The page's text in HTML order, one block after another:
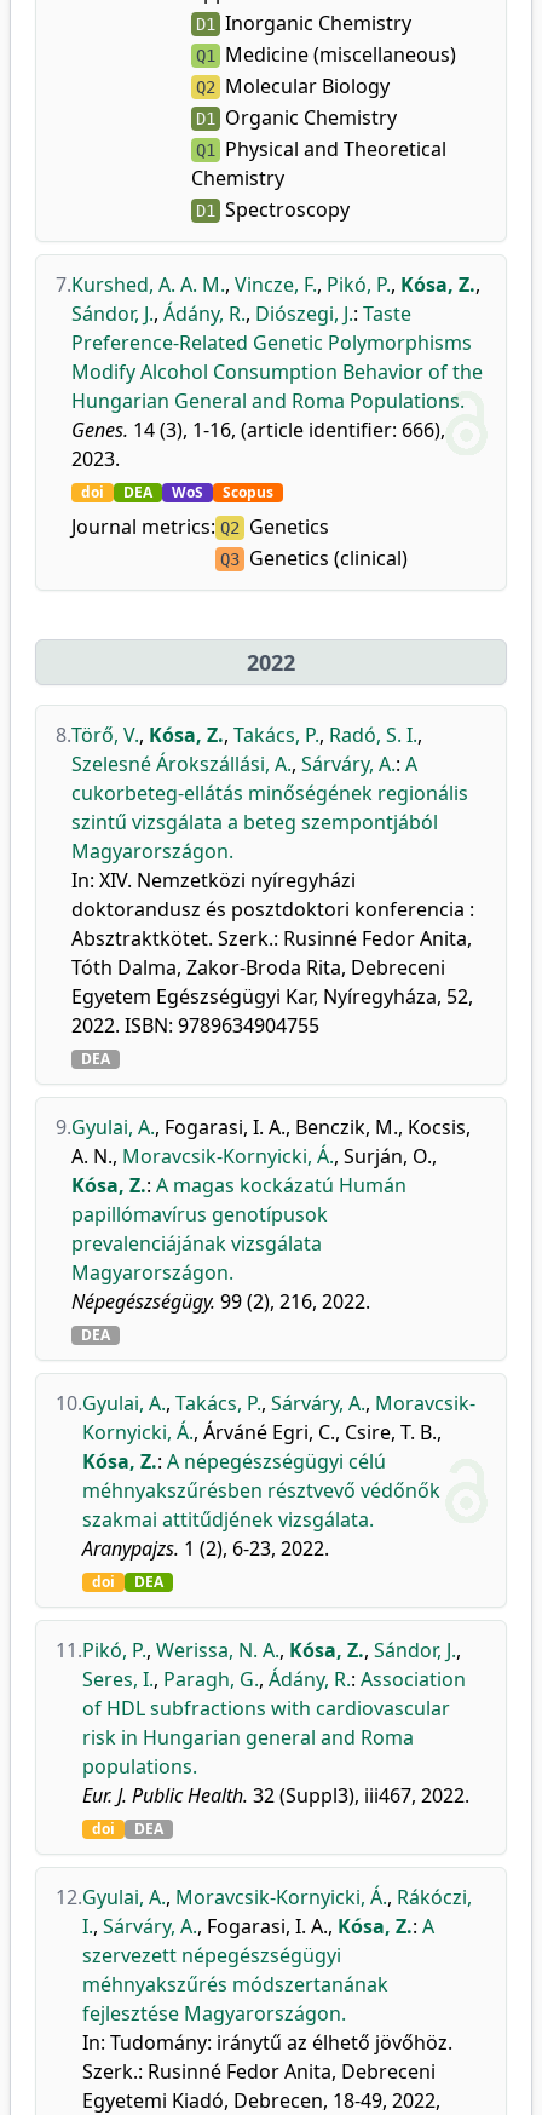
D1 Inorganic Chemistry
Q1 Medicine (miscellaneous)
Q2 Molecular Biology
D1 Organic Chemistry
Q1
Physical and Theoretical
Chemistry
D1 Spectroscopy
7.Kurshed, A. A. M., Vincze, F., Pikó, P., Kósa, Z.,
Sándor, J., Ádány, R., Diószegi, J.: Taste
Preference-Related Genetic Polymorphisms
Modify Alcohol Consumption Behavior of the
Hungarian General and Roma Populations.
Genes. 14 (3), 1-16, (article identifier: 666),
2023.
doi DEA WoS Scopus
Journal metrics: Q2 Genetics
Q3 Genetics (clinical)
2022
8.Törő, V., Kósa, Z., Takács, P., Radó, S. I.,
Szelesné Árokszállási, A., Sárváry, A.: A
cukorbeteg-ellátás minőségének regionális
szintű vizsgálata a beteg szempontjából
Magyarországon.
In: XIV. Nemzetközi nyíregyházi
doktorandusz és posztdoktori konferencia :
Absztraktkötet. Szerk.: Rusinné Fedor Anita,
Tóth Dalma, Zakor-Broda Rita, Debreceni
Egyetem Egészségügyi Kar, Nyíregyháza, 52,
2022. ISBN: 9789634904755
DEA
9.Gyulai, A., Fogarasi, I. A., Benczik, M., Kocsis,
A. N., Moravcsik-Kornyicki, Á., Surján, O.,
Kósa, Z.: A magas kockázatú Humán
papillómavírus genotípusok
prevalenciájának vizsgálata
Magyarországon.
Népegészségügy. 99 (2), 216, 2022.
DEA
10.Gyulai, A., Takács, P., Sárváry, A., Moravcsik-
Kornyicki, Á., Árváné Egri, C., Csire, T. B.,
Kósa, Z.: A népegészségügyi célú
méhnyakszűrésben résztvevő védőnők
szakmai attitűdjének vizsgálata.
Aranypajzs. 1 (2), 6-23, 2022.
doi DEA
11.Pikó, P., Werissa, N. A., Kósa, Z., Sándor, J.,
Seres, I., Paragh, G., Ádány, R.: Association
of HDL subfractions with cardiovascular
risk in Hungarian general and Roma
populations.
Eur. J. Public Health. 32 (Suppl3), iii467, 2022.
doi DEA
12.Gyulai, A., Moravcsik-Kornyicki, Á., Rákóczi,
I., Sárváry, A., Fogarasi, I. A., Kósa, Z.: A
szervezett népegészségügyi
méhnyakszűrés módszertanának
fejlesztése Magyarországon.
In: Tudomány: iránytű az élhető jövőhöz.
Szerk.: Rusinné Fedor Anita, Debreceni
Egyetemi Kiadó, Debrecen, 18-49, 2022,